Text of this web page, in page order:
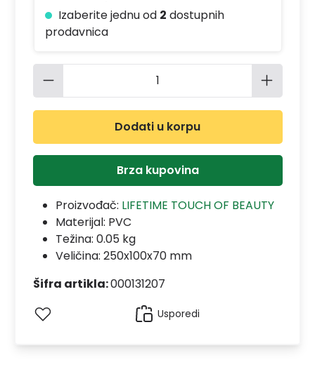
Izaberite jednu od 2 dostupnih
prodavnica
Količina proizvoda: Unesite
Dodati u korpu
Brza kupovina
Proizvođač: LIFETIME TOUCH OF BEAUTY
Materijal: PVC
Težina: 0.05 kg
Veličina: 250x100x70 mm
Šifra artikla:000131207
Usporedi